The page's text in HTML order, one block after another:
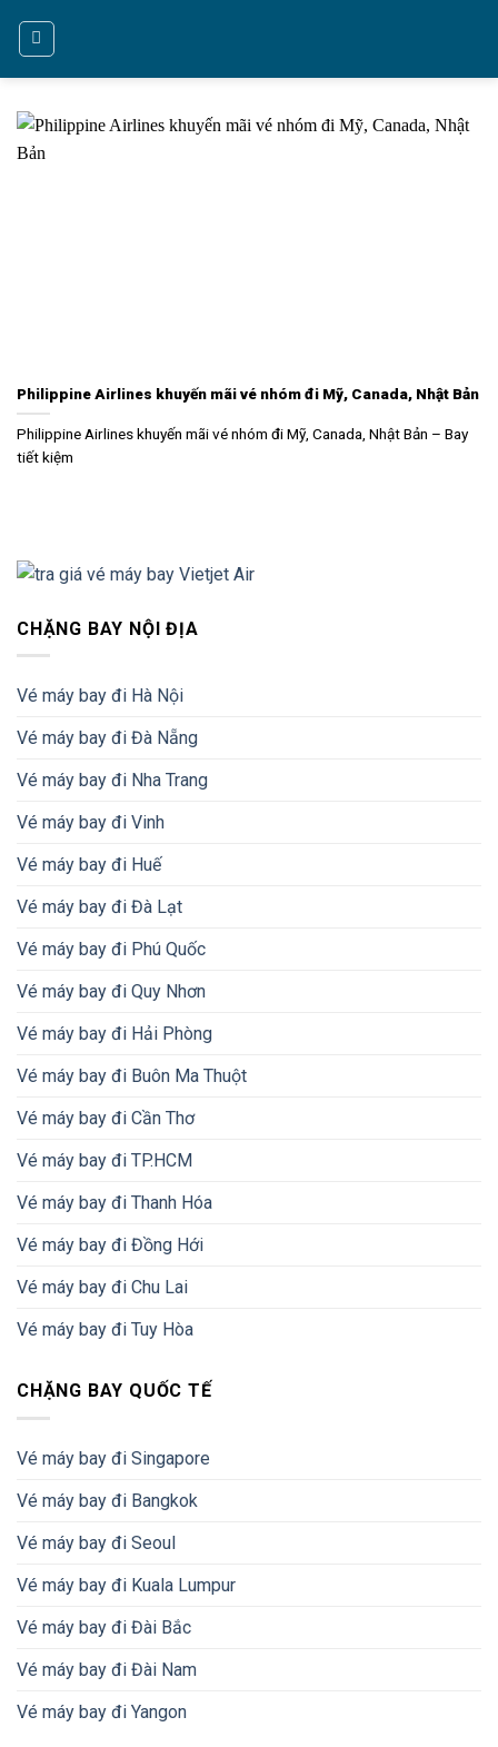
Philippine Airlines khuyến mãi vé nhóm đi Mỹ, Canada, Nhật Bản
Philippine Airlines khuyến mãi vé nhóm đi Mỹ, Canada, Nhật Bản – Bay
tiết kiệm
CHẶNG BAY NỘI ĐỊA
Vé máy bay đi Hà Nội
Vé máy bay đi Đà Nẵng
Vé máy bay đi Nha Trang
Vé máy bay đi Vinh
Vé máy bay đi Huế
Vé máy bay đi Đà Lạt
Vé máy bay đi Phú Quốc
Vé máy bay đi Quy Nhơn
Vé máy bay đi Hải Phòng
Vé máy bay đi Buôn Ma Thuột
Vé máy bay đi Cần Thơ
Vé máy bay đi TP.HCM
Vé máy bay đi Thanh Hóa
Vé máy bay đi Đồng Hới
Vé máy bay đi Chu Lai
Vé máy bay đi Tuy Hòa
CHẶNG BAY QUỐC TẾ
Vé máy bay đi Singapore
Vé máy bay đi Bangkok
Vé máy bay đi Seoul
Vé máy bay đi Kuala Lumpur
Vé máy bay đi Đài Bắc
Vé máy bay đi Đài Nam
Vé máy bay đi Yangon